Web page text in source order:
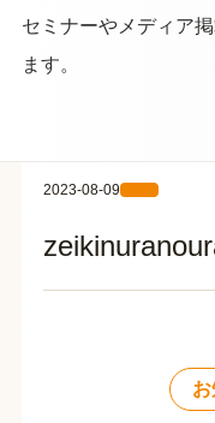
セミナーやメディア
ます。
2023-08-09